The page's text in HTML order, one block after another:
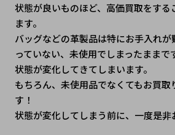
状態が良いものほど、高価買取をする
ます。
バッグなどの革製品は特にお手入れ
っていない、未使用でしまったままで
状態が変化してきてしまいます。
もちろん、未使用品でなくてもお買取
す！
状態が変化してしまう前に、一度是非